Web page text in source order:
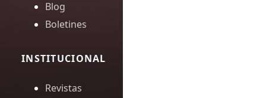
Blog
Boletines
INSTITUCIONAL
Revistas